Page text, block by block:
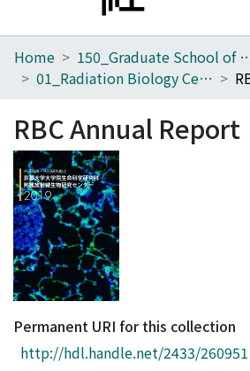
Home
Browse
Download Ranking
Access Statistics
Library Network
Home
150_Graduate
01_Radiation Biology Center
RBC Annual Report
Permanent URI for this collection
http://hdl.handle.net/2433/260951